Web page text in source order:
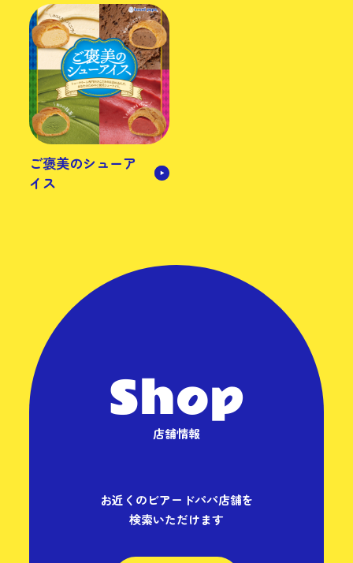
ご褒美のシューア
イス
Shop
店舗情報
お近くのビアードパパ店舗を
検索いただけます